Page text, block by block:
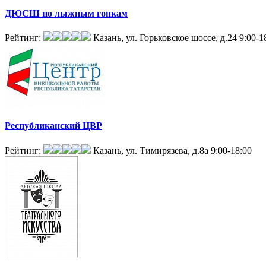
ДЮСШ по лыжным гонкам
Рейтинг: Казань, ул. Горьковское шоссе, д.24 9:00-
Республиканский ЦВР
Рейтинг: Казань, ул. Тимирязева, д.8а 9:00-18:00